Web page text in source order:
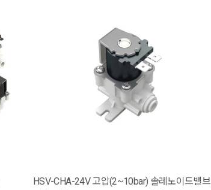
HSV-CHA-24V 고압(2~10bar) 솔레노이드밸브